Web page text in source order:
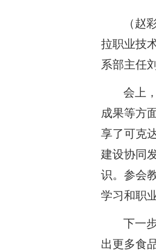
（赵
拉职业技
系部主任
会上
成果等方
享了可克
建设协同
识。参会
学习和职
下一
出更多食